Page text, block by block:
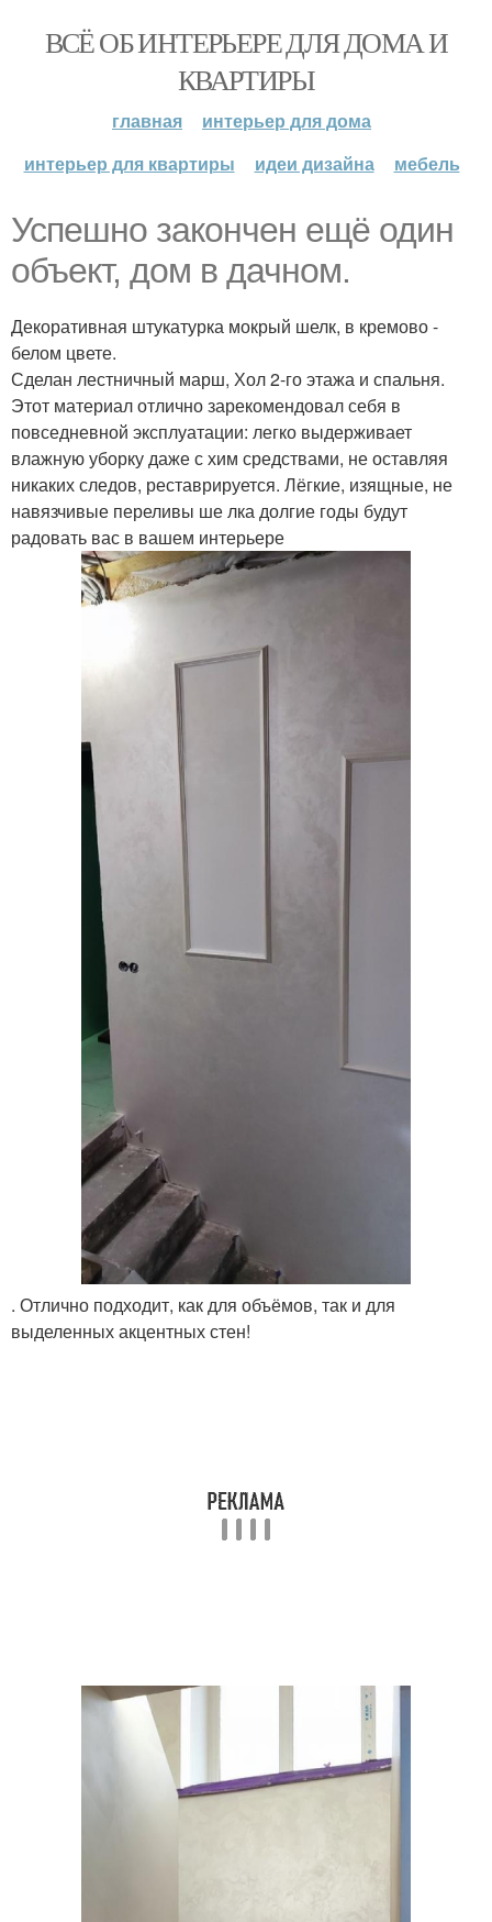
ВСЁ ОБ ИНТЕРЬЕРЕ ДЛЯ ДОМА И
КВАРТИРЫ
главная
интерьер для дома
интерьер для квартиры
идеи дизайна мебель
Успешно закончен ещё один
объект, дом в дачном.
Декоративная штукатурка мокрый шелк, в кремово -
белом цвете.
Сделан лестничный марш, Хол 2-го этажа и спальня.
Этот материал отлично зарекомендовал себя в
повседневной эксплуатации: легко выдерживает
влажную уборку даже с хим средствами, не оставляя
никаких следов, реставрируется. Лёгкие, изящные, не
навязчивые переливы ше лка долгие годы будут
радовать вас в вашем интерьере
. Отлично подходит, как для объёмов, так и для
выделенных акцентных стен!